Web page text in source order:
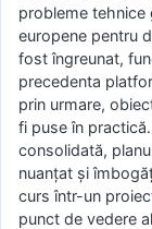
probleme tehnice
europene pentru
fost îngreunat,
precedenta
prin urmare,
fi puse în
consolidată,
nuanțat și
curs într-un
punct de vedere